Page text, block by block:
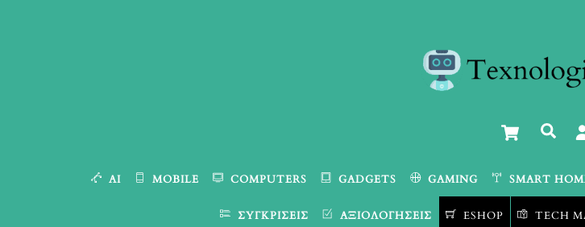
Cart
AI MOBILE COMPUTERS GADGETS GAMING SMART
ΣΥΓΚΡΊΣΕΙΣ ΑΞΙΟΛΟΓΉΣΕΙΣ ESHOP TECH